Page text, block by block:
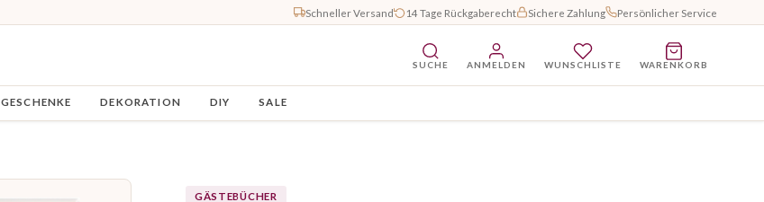
Schneller Versand 14 Tage Rückgaberecht Sichere Zahlung Persönlicher Service
SUCHE ANMELDEN WUNSCHLISTE WARENKORB
GESCHENKE DEKORATION DIY SALE
GÄSTEBÜCHER